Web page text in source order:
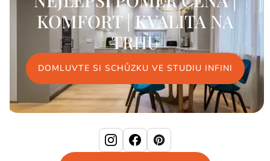
KOMFORT | KVALITA NA
TRHU
DOMLUVTE SI SCHŮZKU VE STUDIU INFINI